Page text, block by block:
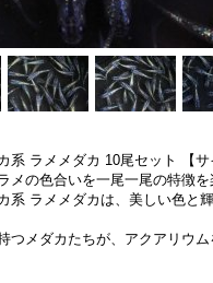
系 ラメメダカ 10尾セット 【サ
メの色合いを一尾一尾の特徴を
系 ラメメダカは、美しい色と
つメダカたちが、アクアリウ